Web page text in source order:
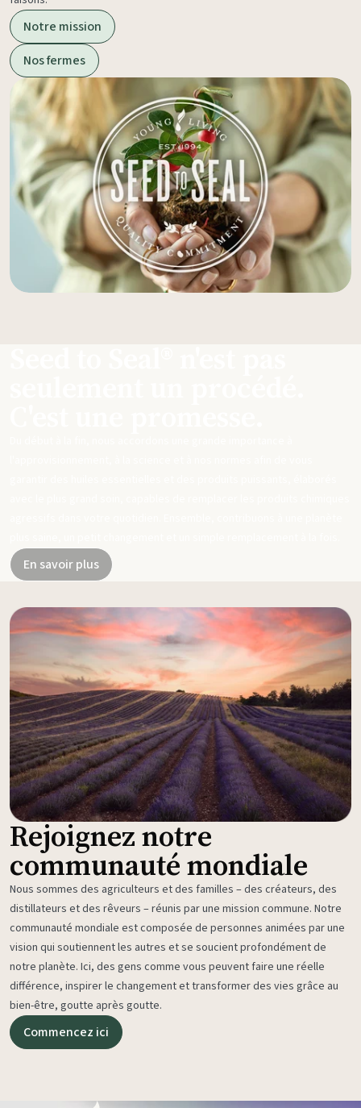
Notre mission
Nos fermes
Seed to Seal® n'est pas
En savoir plus
Rejoignez notre
communauté mondiale
Nous sommes des agriculteurs et des familles – des créateurs, des
distillateurs et des rêveurs – réunis par une mission commune. Notre
communauté mondiale est composée de personnes animées par une
vision qui soutiennent les autres et se soucient profondément de
notre planète. Ici, des gens comme vous peuvent faire une réelle
différence, inspirer le changement et transformer des vies grâce au
bien-être, goutte après goutte.
Commencez ici